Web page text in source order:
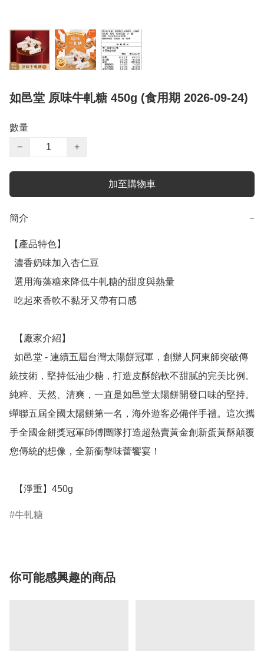
如邑堂 原味牛軋糖 450g (食用期 2026-09-24)
數量
−
+
加至購物車
簡介 −
【產品特色】
統技術，堅持低油少糖，打造皮酥餡軟不甜膩的完美比例。
純粹、天然、清爽，一直是如邑堂太陽餅開發口味的堅持。
蟬聯五屆全國太陽餅第一名，海外遊客必備伴手禮。這次攜
手全國金餅獎冠軍師傅團隊打造超熱賣黃金創新蛋黃酥顛覆
您傳統的想像，全新衝擊味蕾饗宴！
  【淨重】450g
牛軋糖
你可能感興趣的商品